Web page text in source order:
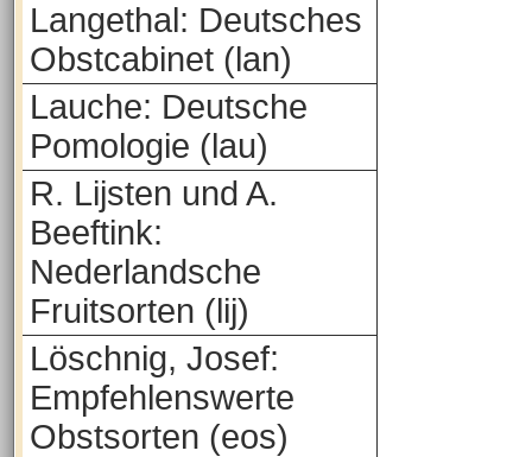
Langethal: Deutsches
Obstcabinet (lan)
Lauche: Deutsche
Pomologie (lau)
R. Lijsten und A.
Beeftink:
Nederlandsche
Fruitsorten (lij)
Löschnig, Josef:
Empfehlenswerte
Obstsorten (eos)